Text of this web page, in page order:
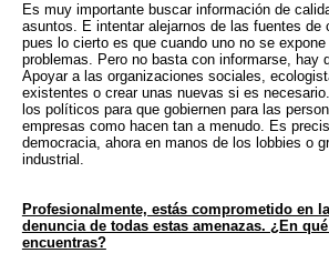
Es muy importante buscar información de
asuntos. E intentar alejarnos de las fuentes de
pues lo cierto es que cuando uno no se
problemas. Pero no basta con informarse, hay
Apoyar a las organizaciones sociales,
existentes o crear unas nuevas si es
los políticos para que gobiernen para las
empresas como hacen tan a menudo. Es
democracia, ahora en manos de los lobbies o
industrial.
Profesionalmente, estás comprometido en
denuncia de todas estas amenazas. ¿En
encuentras?